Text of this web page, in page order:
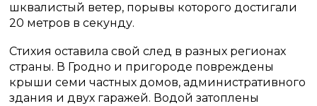
шквалистый ветер, порывы которого достигали
20 метров в секунду.
Стихия оставила свой след в разных регионах
страны. В Гродно и пригороде повреждены
крыши семи частных домов, административного
здания и двух гаражей. Водой затоплены